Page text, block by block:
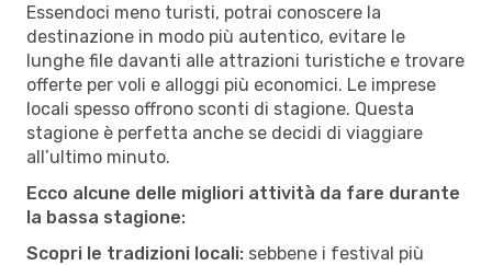
Essendoci meno turisti, potrai conoscere la
destinazione in modo più autentico, evitare le
lunghe file davanti alle attrazioni turistiche e trovare
offerte per voli e alloggi più economici. Le imprese
locali spesso offrono sconti di stagione. Questa
stagione è perfetta anche se decidi di viaggiare
all’ultimo minuto.
Ecco alcune delle migliori attività da fare durante
la bassa stagione:
Scopri le tradizioni locali: sebbene i festival più